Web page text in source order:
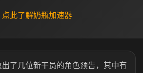
此了解奶瓶加速器
了几位新干员的角色预告，其中有